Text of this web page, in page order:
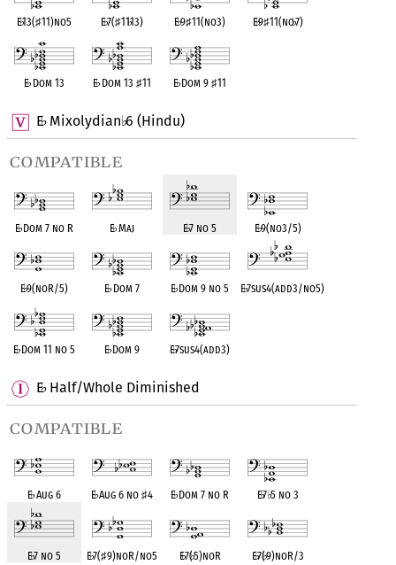
E♭13(♯11)no5 E♭7(♯11♭13) E♭9♯11(no3) E♭9♯11(no♭7)
E♭Dom 13 E♭Dom 13 ♯11 E♭Dom 9♯11
E♭Mixolydian♭6 (Hindu)
compatible
E♭Dom 7 no R E♭Maj E♭7 no 5 E♭9(no3/5)
E♭9(noR/5) E♭Dom 7 E♭Dom 9 no 5 E♭7sus4(add3/no5)
E♭Dom 11 no 5 E♭Dom 9 E♭7sus4(add3)
E♭Half/Whole Diminished
compatible
E♭Aug 6 E♭Aug 6 no♯4 E♭Dom 7 no R E♭7♭5 no 3
E♭7 no 5 E♭7(♯9)noR/no5 E♭7(♭5)noR E♭7(♭9)noR/3